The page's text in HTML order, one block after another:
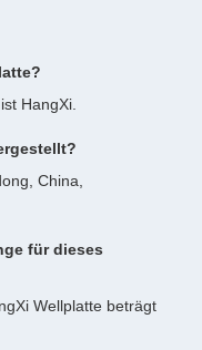
HangXi.
China,
für dieses
Wellplatte beträgt